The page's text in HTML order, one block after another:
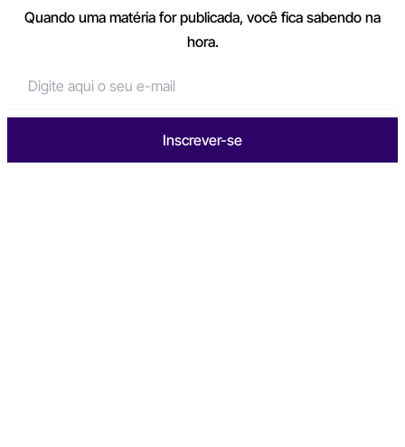
Quando uma matéria for publicada, você fica sabendo na
hora.
Inscrever-se